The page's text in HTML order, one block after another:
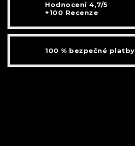
Hodnocení 4,7/5
+100 Recenze
100 % bezpečné platby